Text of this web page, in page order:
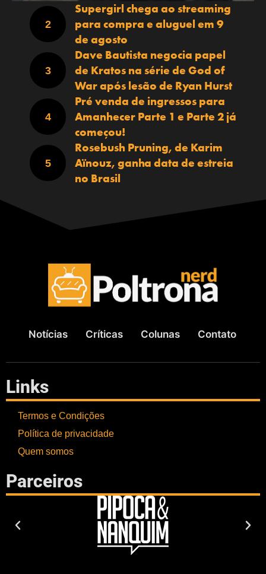
Supergirl chega ao streaming
para compra e aluguel em 9
de agosto
Dave Bautista negocia papel
de Kratos na série de God of
War após lesão de Ryan Hurst
Pré venda de ingressos para
Amanhecer Parte 1 e Parte 2 já
começou!
Rosebush Pruning, de Karim
Aïnouz, ganha data de estreia
no Brasil
Notícias Críticas Colunas Contato
Links
Termos e Condições
Política de privacidade
Quem somos
Parceiros